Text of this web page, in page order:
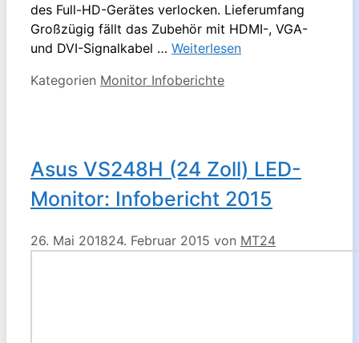
des Full-HD-Gerätes verlocken. Lieferumfang
Großzügig fällt das Zubehör mit HDMI-, VGA-
und DVI-Signalkabel … Weiterlesen
Kategorien Monitor Infoberichte
Asus VS248H (24 Zoll) LED-
Monitor: Infobericht 2015
26. Mai 201824. Februar 2015 von MT24